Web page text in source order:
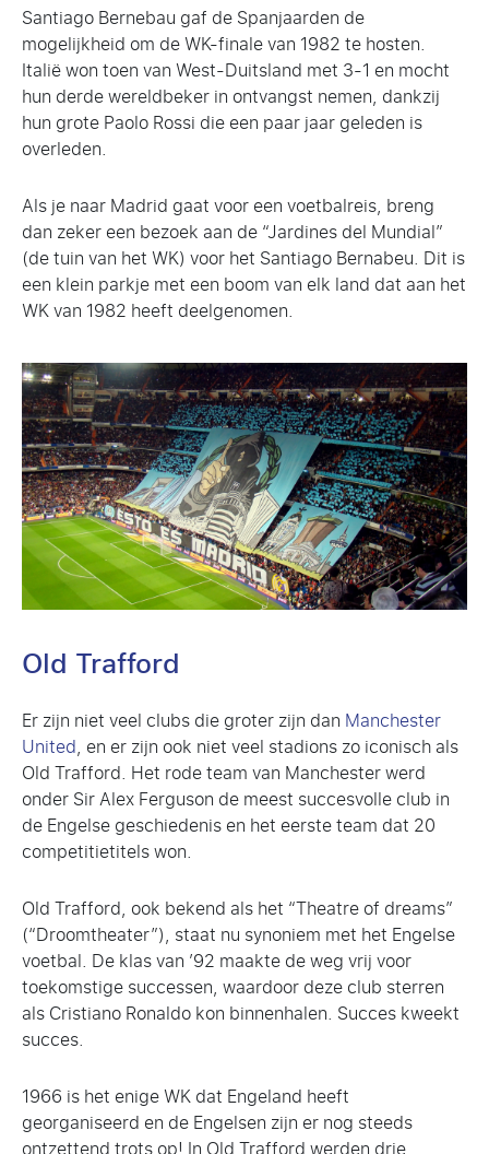
Santiago Bernebau gaf de Spanjaarden de
mogelijkheid om de WK-finale van 1982 te hosten.
Italië won toen van West-Duitsland met 3-1 en mocht
hun derde wereldbeker in ontvangst nemen, dankzij
hun grote Paolo Rossi die een paar jaar geleden is
overleden.
Als je naar Madrid gaat voor een voetbalreis, breng
dan zeker een bezoek aan de “Jardines del Mundial”
(de tuin van het WK) voor het Santiago Bernabeu. Dit is
een klein parkje met een boom van elk land dat aan het
WK van 1982 heeft deelgenomen.
Old Trafford
Er zijn niet veel clubs die groter zijn dan Manchester
United, en er zijn ook niet veel stadions zo iconisch als
Old Trafford. Het rode team van Manchester werd
onder Sir Alex Ferguson de meest succesvolle club in
de Engelse geschiedenis en het eerste team dat 20
competitietitels won.
Old Trafford, ook bekend als het “Theatre of dreams”
(“Droomtheater”), staat nu synoniem met het Engelse
voetbal. De klas van ’92 maakte de weg vrij voor
toekomstige successen, waardoor deze club sterren
als Cristiano Ronaldo kon binnenhalen. Succes kweekt
succes.
1966 is het enige WK dat Engeland heeft
georganiseerd en de Engelsen zijn er nog steeds